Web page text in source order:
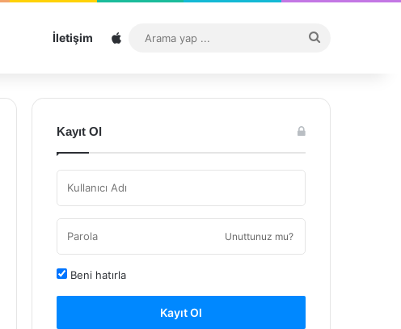
İletişim Sitemap
...
Kayıt Ol
Unuttunuz mu?
Beni hatırla
Kayıt Ol